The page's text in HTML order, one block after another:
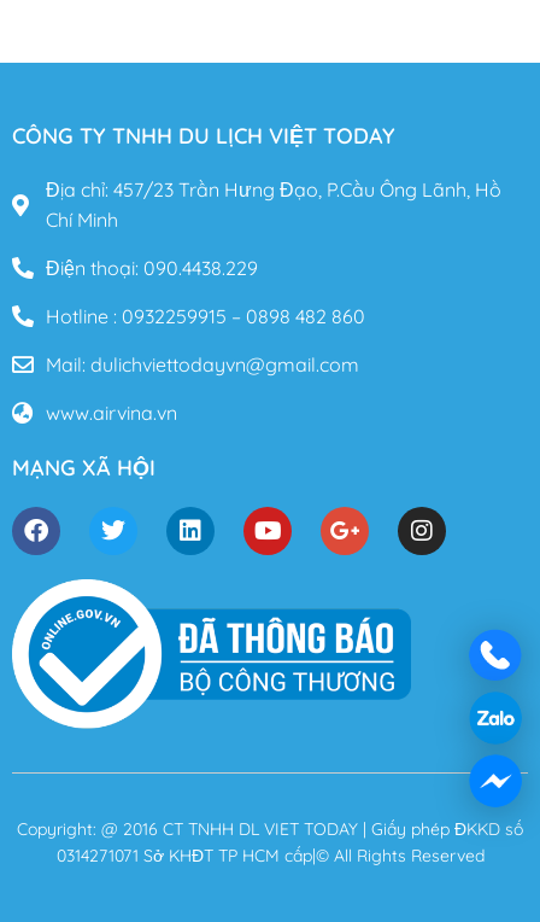
CÔNG TY TNHH DU LỊCH VIỆT TODAY
Địa chỉ: 457/23 Trần Hưng Đạo, P.Cầu Ông Lãnh, Hồ
Chí Minh
Điện thoại: 090.4438.229
Hotline : 0932259915 – 0898 482 860
Mail: dulichviettodayvn@gmail.com
www.airvina.vn
MẠNG XÃ HỘI
Copyright: @ 2016 CT TNHH DL VIET TODAY | Giấy phép ĐKKD số
0314271071 Sở KHĐT TP HCM cấp|© All Rights Reserved